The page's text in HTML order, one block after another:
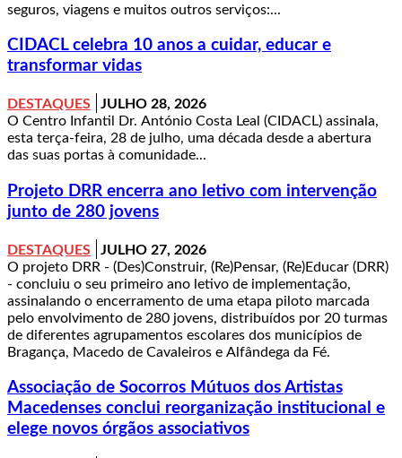
seguros, viagens e muitos outros serviços:...
CIDACL celebra 10 anos a cuidar, educar e
transformar vidas
DESTAQUES
JULHO 28, 2026
O Centro Infantil Dr. António Costa Leal (CIDACL) assinala,
esta terça-feira, 28 de julho, uma década desde a abertura
das suas portas à comunidade...
Projeto DRR encerra ano letivo com intervenção
junto de 280 jovens
DESTAQUES
JULHO 27, 2026
O projeto DRR - (Des)Construir, (Re)Pensar, (Re)Educar (DRR)
- concluiu o seu primeiro ano letivo de implementação,
assinalando o encerramento de uma etapa piloto marcada
pelo envolvimento de 280 jovens, distribuídos por 20 turmas
de diferentes agrupamentos escolares dos municípios de
Bragança, Macedo de Cavaleiros e Alfândega da Fé.
Associação de Socorros Mútuos dos Artistas
Macedenses conclui reorganização institucional e
elege novos órgãos associativos